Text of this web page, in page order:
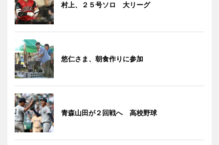
村上、２５号ソロ 大リーグ
悠仁さま、朝食作りに参加
青森山田が２回戦へ 高校野球